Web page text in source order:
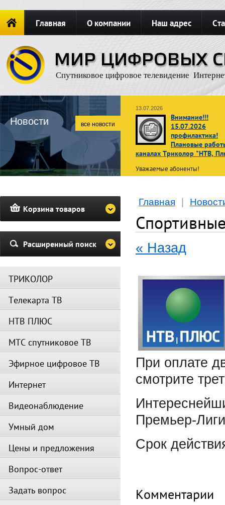
Главная О компании Наш адрес
Новости Карта сайта
Спутниковое цифровое телевидение
Новости все новости
13.07.2026
Внимание!!!
15.07.2026
профилактика!
Плановые
каналах Триколор "НТВ,
Уважаемые абоненты!
2026 г. с 02:00 до 10:00 по
московскому времени
телеканалов операторов
и Триколор может быть
Убедительная просьба в
период не производить поиск
Вещание телеканалов и
сервисов возобновится
автоматически по завершении
профилактических работ.
Главная |
« Назад
При оплате
смотрите
Срок
Комментарии
Корзина товаров
Расширенный поиск
ТРИКОЛОР
Телекарта ТВ
НТВ ПЛЮС
МТС спутниковое ТВ
Эфирное цифровое ТВ
Интернет
Видеонаблюдение
Умный дом
Цены и предложения
Вопрос-ответ
Задать вопрос